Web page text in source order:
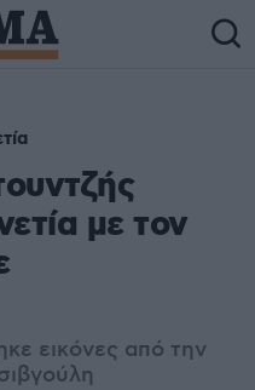
με τον
εικόνες από την